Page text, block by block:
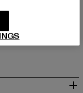
info@tbint.de
Ober-Ramstadt |